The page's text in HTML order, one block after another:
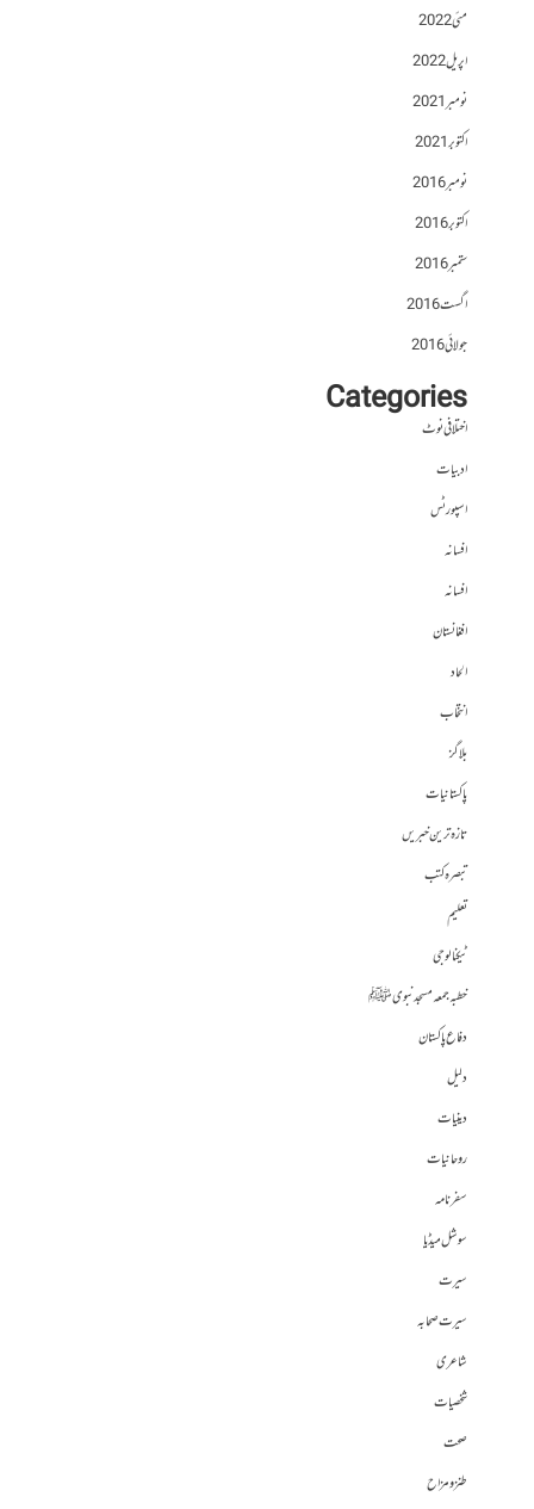
مئی 2022
اپریل 2022
نومبر 2021
اکتوبر 2021
نومبر 2016
اکتوبر 2016
ستمبر 2016
اگست 2016
جولائی 2016
Categories
اختلافی نوٹ
ادبیات
اسپورٹس
افسانہ
افسانہ
افغانستان
الحاد
انتخاب
بلاگز
پاکستانیات
تازہ ترین خبریں
تبصرہ کتب
تعلیم
ٹیکنالوجی
خطبہ جمعہ مسجد نبوی ﷺ
دفاع پاکستان
دلیل
دینیات
روحانیات
سفرنامہ
سوشل میڈیا
سیرت
سیرت صحابہ
شاعری
شخصیات
صحت
طنز و مزاح